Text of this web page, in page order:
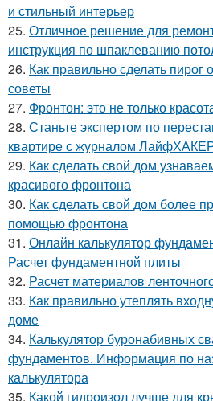
и стильный интерьер
25. Отличное решение для
инструкция по шпаклеванию
26. Как правильно сделать пирог
советы
27. Фронтон: это не только
28. Станьте экспертом по
квартире с журналом
29. Как сделать свой дом
красивого фронтона
30. Как сделать свой дом более
помощью фронтона
31. Онлайн калькулятор
Расчет фундаментной плиты
32. Расчет материалов
33. Как правильно утеплять
доме
34. Калькулятор буронабивных
фундаментов. Информация по
калькулятора
35. Какой гидроизол лучше для